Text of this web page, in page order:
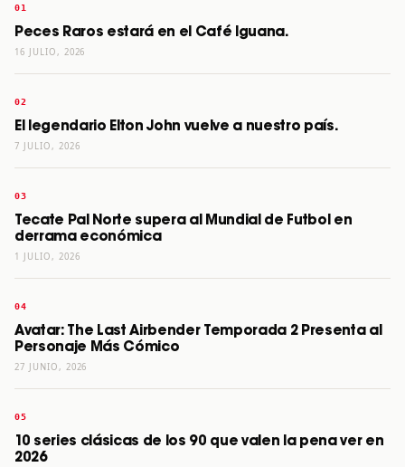
Peces Raros estará en el Café Iguana.
16 JULIO, 2026
El legendario Elton John vuelve a nuestro país.
7 JULIO, 2026
Tecate Pal Norte supera al Mundial de Futbol en
derrama económica
1 JULIO, 2026
Avatar: The Last Airbender Temporada 2 Presenta al
Personaje Más Cómico
27 JUNIO, 2026
10 series clásicas de los 90 que valen la pena ver en
2026